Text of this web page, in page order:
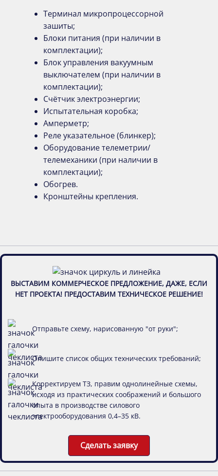
Терминал микропроцессорной
зашиты;
Блоки питания (при наличии в
комплектации);
Блок управления вакуумным
выключателем (при наличии в
комплектации);
Счётчик электроэнергии;
Испытательная коробка;
Амперметр;
Реле указательное (блинкер);
Оборудование телеметрии/
телемеханики (при наличии в
комплектации);
Обогрев.
Кронштейны крепления.
ВЫСТАВИМ КОММЕРЧЕСКОЕ ПРЕДЛОЖЕНИЕ, ДАЖЕ, ЕСЛИ
НЕТ ПРОЕКТА! ПРЕДОСТАВИМ ТЕХНИЧЕСКОЕ РЕШЕНИЕ!
Отправьте схему, нарисованную "от руки";
Опишите список общих технических требований;
Корректируем ТЗ, правим однолинейные схемы,
исходя из практических соображений и большого
опыта в производстве силового
электрооборудования 0,4–35 кВ.
Сделать заявку